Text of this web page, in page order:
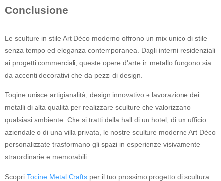
Conclusione
Le sculture in stile Art Déco moderno offrono un mix unico di stile
senza tempo ed eleganza contemporanea. Dagli interni residenziali
ai progetti commerciali, queste opere d'arte in metallo fungono sia
da accenti decorativi che da pezzi di design.
Toqine unisce artigianalità, design innovativo e lavorazione dei
metalli di alta qualità per realizzare sculture che valorizzano
qualsiasi ambiente. Che si tratti della hall di un hotel, di un ufficio
aziendale o di una villa privata, le nostre sculture moderne Art Déco
personalizzate trasformano gli spazi in esperienze visivamente
straordinarie e memorabili.
Scopri Toqine Metal Crafts per il tuo prossimo progetto di scultura